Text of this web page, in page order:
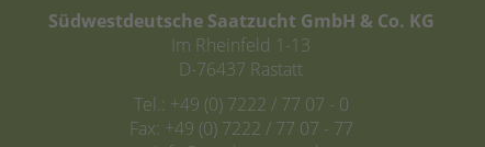
Südwestdeutsche Saatzucht GmbH & Co. KG
Im Rheinfeld 1-13
D-76437 Rastatt
Tel.: +49 (0) 7222 / 77 07 - 0
Fax: +49 (0) 7222 / 77 07 - 77